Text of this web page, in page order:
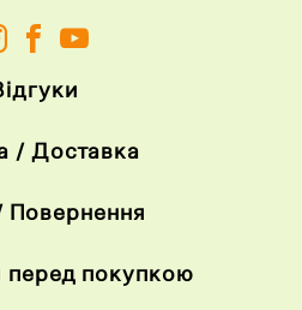
/ Доставка
Повернення
перед покупкою